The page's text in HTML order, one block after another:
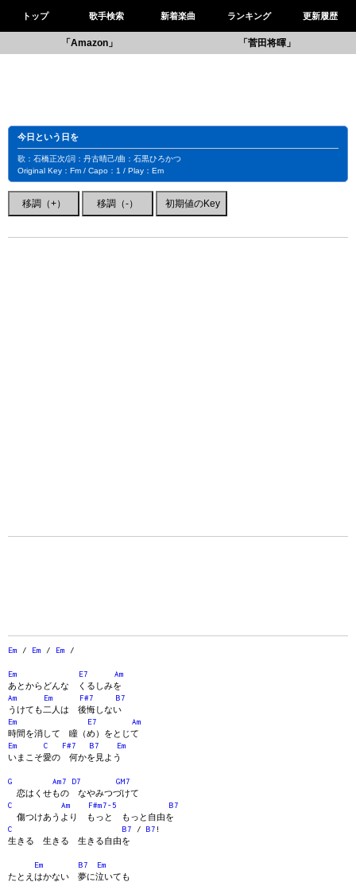
トップ 歌手検索 新着楽曲 ランキング 更新履歴
「Amazon」 「菅田将暉」
今日という日を
歌：石橋正次/詞：丹古晴己/曲：石黒ひろかつ
Original Key：Fm / Capo：1 / Play：Em
Em / Em / Em /
Em E7
Am
あとからどんな くるしみを
Am
Em F#7
B7
うけても二人は 後悔しない
Em
E7
Am
時間を消して 瞳（め）をとじて
Em
C F#7 B7
Em
いまこそ愛の 何かを見よう
G Am7 D7
GM7
恋はくせもの なやみつづけて
C
Am F#m7-5
B7
傷つけあうより もっと もっと自由を
C
B7 / B7 !
生きる 生きる 生きる自由を
Em B7
Em
たとえはかない 夢に泣いても